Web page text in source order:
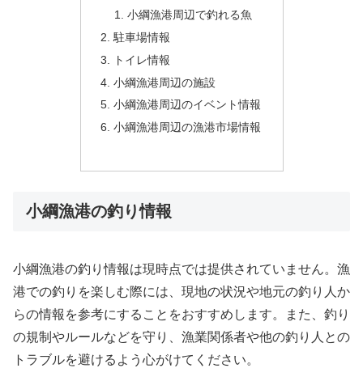
小綱漁港周辺で釣れる魚
駐車場情報
トイレ情報
小綱漁港周辺の施設
小綱漁港周辺のイベント情報
小綱漁港周辺の漁港市場情報
小綱漁港の釣り情報
小綱漁港の釣り情報は現時点では提供されていません。漁
港での釣りを楽しむ際には、現地の状況や地元の釣り人か
らの情報を参考にすることをおすすめします。また、釣り
の規制やルールなどを守り、漁業関係者や他の釣り人との
トラブルを避けるよう心がけてください。